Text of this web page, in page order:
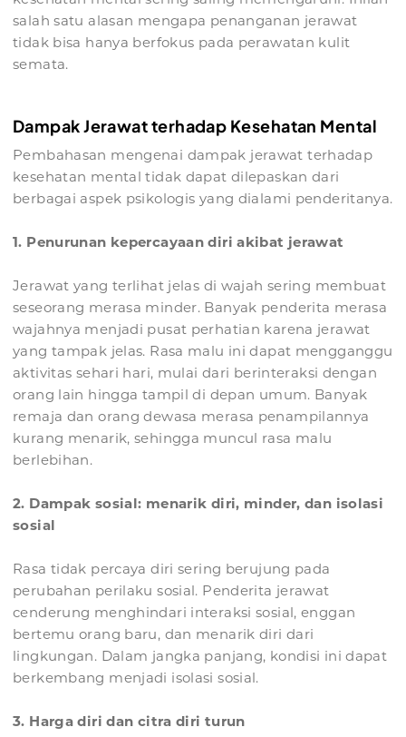
salah satu alasan mengapa penanganan jerawat
tidak bisa hanya berfokus pada perawatan kulit
semata.
Dampak Jerawat terhadap Kesehatan Mental
Pembahasan mengenai dampak jerawat terhadap
kesehatan mental tidak dapat dilepaskan dari
berbagai aspek psikologis yang dialami penderitanya.
1. Penurunan kepercayaan diri akibat jerawat
Jerawat yang terlihat jelas di wajah sering membuat
seseorang merasa minder. Banyak penderita merasa
wajahnya menjadi pusat perhatian karena jerawat
yang tampak jelas. Rasa malu ini dapat mengganggu
aktivitas sehari hari, mulai dari berinteraksi dengan
orang lain hingga tampil di depan umum. Banyak
remaja dan orang dewasa merasa penampilannya
kurang menarik, sehingga muncul rasa malu
berlebihan.
2. Dampak sosial: menarik diri, minder, dan isolasi
sosial
Rasa tidak percaya diri sering berujung pada
perubahan perilaku sosial. Penderita jerawat
cenderung menghindari interaksi sosial, enggan
bertemu orang baru, dan menarik diri dari
lingkungan. Dalam jangka panjang, kondisi ini dapat
berkembang menjadi isolasi sosial.
3. Harga diri dan citra diri turun